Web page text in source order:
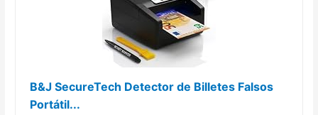
B&J SecureTech Detector de Billetes Falsos
Portátil...